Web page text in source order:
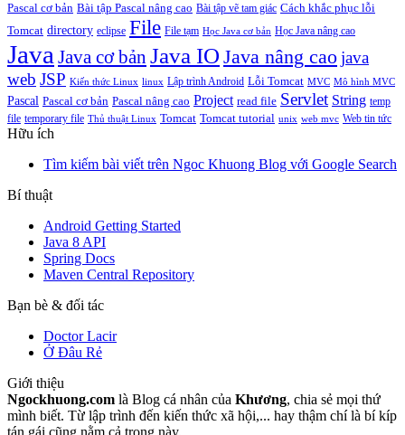
Pascal cơ bản Bài tập Pascal nâng cao Bài tập vẽ tam giác Cách khắc phục lỗi
Tomcat directory eclipse File File tạm Học Java cơ bản Học Java nâng cao
Java Java cơ bản Java IO Java nâng caojava
web JSP Kiến thức Linux linux Lập trình Android Lỗi Tomcat MVC Mô hình MVC
Pascal Pascal cơ bản Pascal nâng cao Project read file Servlet String temp
file temporary file Thủ thuật Linux Tomcat Tomcat tutorial unix web mvc Web tin tức
Hữu ích
Tìm kiếm bài viết trên Ngoc Khuong Blog với Google Search
Bí thuật
Android Getting Started
Java 8 API
Spring Docs
Maven Central Repository
Bạn bè & đối tác
Doctor Lacir
Ở Đâu Rẻ
Giới thiệu
Ngockhuong.com là Blog cá nhân của Khương, chia sẻ mọi thứ
mình biết. Từ lập trình đến kiến thức xã hội,... hay thậm chí là bí kíp
tán gái cũng nằm cả trong này.